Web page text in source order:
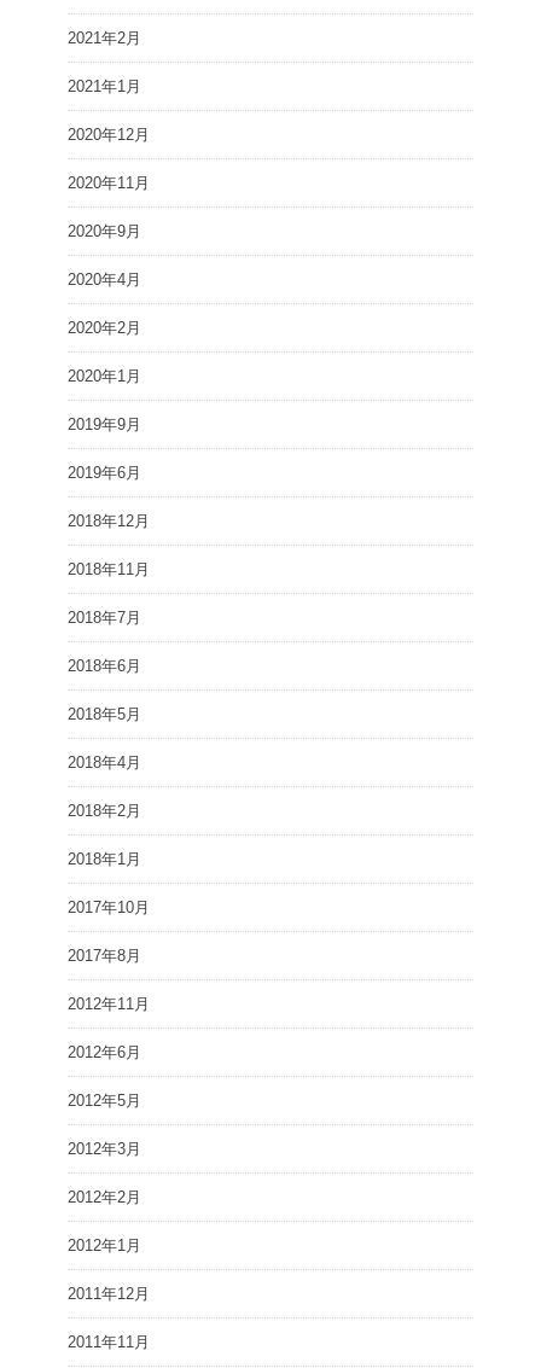
2021年2月
2021年1月
2020年12月
2020年11月
2020年9月
2020年4月
2020年2月
2020年1月
2019年9月
2019年6月
2018年12月
2018年11月
2018年7月
2018年6月
2018年5月
2018年4月
2018年2月
2018年1月
2017年10月
2017年8月
2012年11月
2012年6月
2012年5月
2012年3月
2012年2月
2012年1月
2011年12月
2011年11月